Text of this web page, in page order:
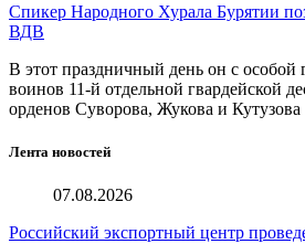
Спикер Народного Хурала Бурятии
ВДВ
В этот праздничный день он с особой
воинов 11-й отдельной гвардейской
орденов Суворова, Жукова и
Лента новостей
07.08.2026
Российский экспортный центр